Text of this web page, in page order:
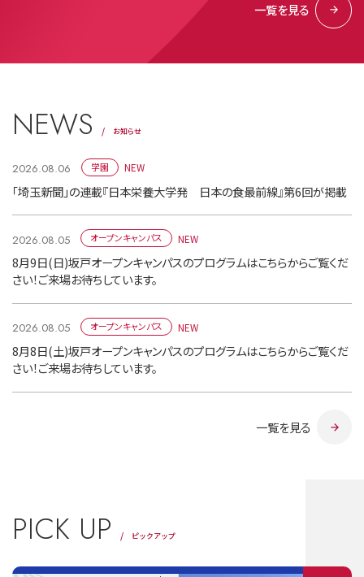
一覧を見る
NEWS お知らせ
一覧を見る
2026.08.06 学園 NEW
「埼玉新聞」の連載『日本栄養大学発 日本の食最前線』第6回が掲載
2026.08.05 オープンキャンパス NEW
8月9日(日)坂戸オープンキャンパスのプログラムはこちらからご覧くだ
さい！ご来場お待ちしています。
2026.08.05 オープンキャンパス NEW
8月8日(土)坂戸オープンキャンパスのプログラムはこちらからご覧くだ
さい！ご来場お待ちしています。
PICK UP ピックアップ